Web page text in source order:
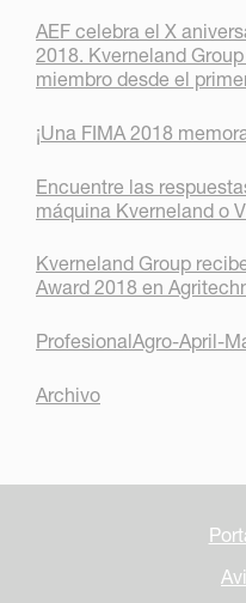
AEF celebra el X
2018. Kverneland
miembro desde el
¡Una FIMA 2018
Encuentre las
máquina Kverneland o
Kverneland Group
Award 2018 en
ProfesionalAgro-April-
Archivo